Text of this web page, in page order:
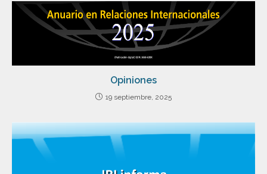
Opiniones
19 septiembre, 2025